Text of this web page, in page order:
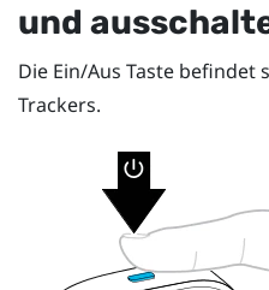
und
Die Ein/Aus Taste befindet
Trackers.